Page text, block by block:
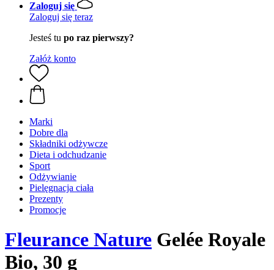
Zaloguj się
Zaloguj się teraz
Jesteś tu po raz pierwszy?
Załóż konto
Marki
Dobre dla
Składniki odżywcze
Dieta i odchudzanie
Sport
Odżywianie
Pielęgnacja ciała
Prezenty
Promocje
Fleurance Nature Gelée Royale
Bio, 30 g